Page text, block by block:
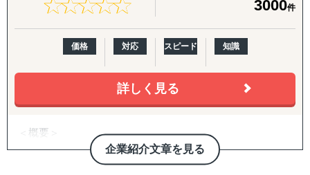
つなげます。
【海外進出パッケージ（米国）】
準備・戦略フェーズ（事前整理/分析・FDA対応・B2B/EC
準備）から、実行・検証フェーズ（営業代行・パートナー
開拓、小売テスト販売、Amazon運用、販売データ分析、
次期施策立案）まで、初回販売の実現を一気通貫で支援し
【パッケージに追加・継続できる支援メニュー】
導入企業さまのニーズに応じ、以下のオプション・中長期
・柔軟かつ包括的なサービス提供：
企業様ごとに最適化したカスタムメイドの支援を提供しま
■対応エリア
Visalはインドネシアを中心に、以下の主要国を対象とした
サービスを展開しています：
・フィリピン
・マレーシア
★★★★★
★★★★★ 3000件
価格 対応 スピード 知識
詳しく見る
企業紹介文章を見る
＜概要＞
・アジアを中心とする世界21拠点、コンサルタント800名
体制を有する、日系独立系では最大級のコンサルティング